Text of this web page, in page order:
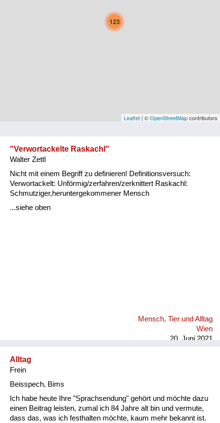
Niederösterreich
Oberösterreich
Vorarlberg
Natur und Landwirtschaft
123
Leaflet | ©OpenStreetMapcontributors
"Verwortackelte Raskachl"
Walter Zettl
Nicht mit einem Begriff zu definieren! Definitionsversuch:
Verwortackelt: Unförmig/zerfahren/zerknittert Raskachl:
Schmutziger,heruntergekommener Mensch
...siehe oben
Mensch, Tier und Alltag
Wien
20. Juni 2021
Alltag
Frein
Beisspech, Bims
Ich habe heute Ihre "Sprachsendung" gehört und möchte dazu
einen Beitrag leisten, zumal ich 84 Jahre alt bin und vermute,
dass das, was ich festhalten möchte, kaum mehr bekannt ist.